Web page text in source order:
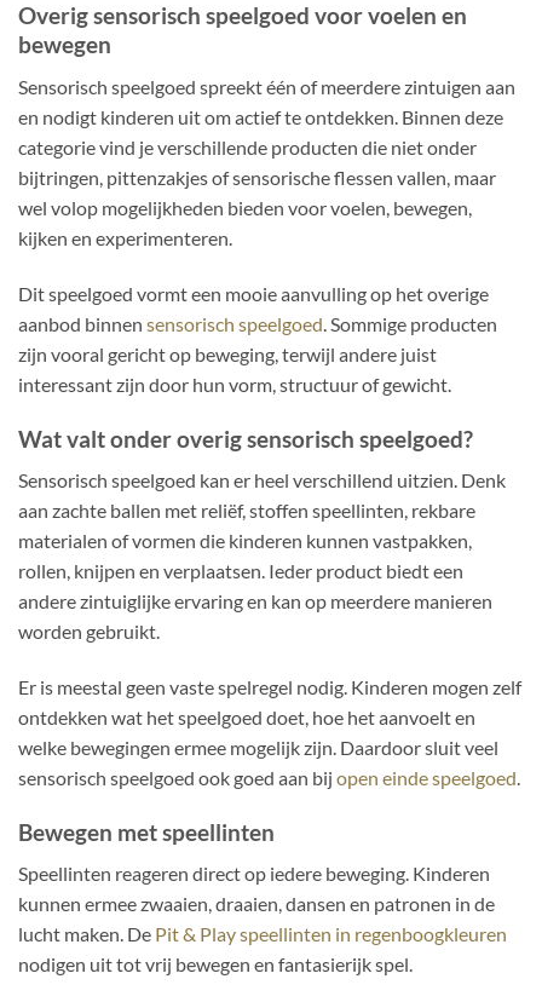
Overig sensorisch speelgoed voor voelen en
bewegen
Sensorisch speelgoed spreekt één of meerdere zintuigen aan
en nodigt kinderen uit om actief te ontdekken. Binnen deze
categorie vind je verschillende producten die niet onder
bijtringen, pittenzakjes of sensorische flessen vallen, maar
wel volop mogelijkheden bieden voor voelen, bewegen,
kijken en experimenteren.
Dit speelgoed vormt een mooie aanvulling op het overige
aanbod binnen sensorisch speelgoed . Sommige producten
zijn vooral gericht op beweging, terwijl andere juist
interessant zijn door hun vorm, structuur of gewicht.
Wat valt onder overig sensorisch speelgoed?
Sensorisch speelgoed kan er heel verschillend uitzien. Denk
aan zachte ballen met reliëf, stoffen speellinten, rekbare
materialen of vormen die kinderen kunnen vastpakken,
rollen, knijpen en verplaatsen. Ieder product biedt een
andere zintuiglijke ervaring en kan op meerdere manieren
worden gebruikt.
Er is meestal geen vaste spelregel nodig. Kinderen mogen zelf
ontdekken wat het speelgoed doet, hoe het aanvoelt en
welke bewegingen ermee mogelijk zijn. Daardoor sluit veel
sensorisch speelgoed ook goed aan bij open einde speelgoed.
Bewegen met speellinten
Speellinten reageren direct op iedere beweging. Kinderen
kunnen ermee zwaaien, draaien, dansen en patronen in de
lucht maken. De Pit & Play speellinten in regenboogkleuren
nodigen uit tot vrij bewegen en fantasierijk spel.